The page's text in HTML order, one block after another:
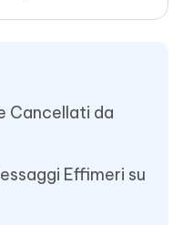
Cancellati da
Effimeri su